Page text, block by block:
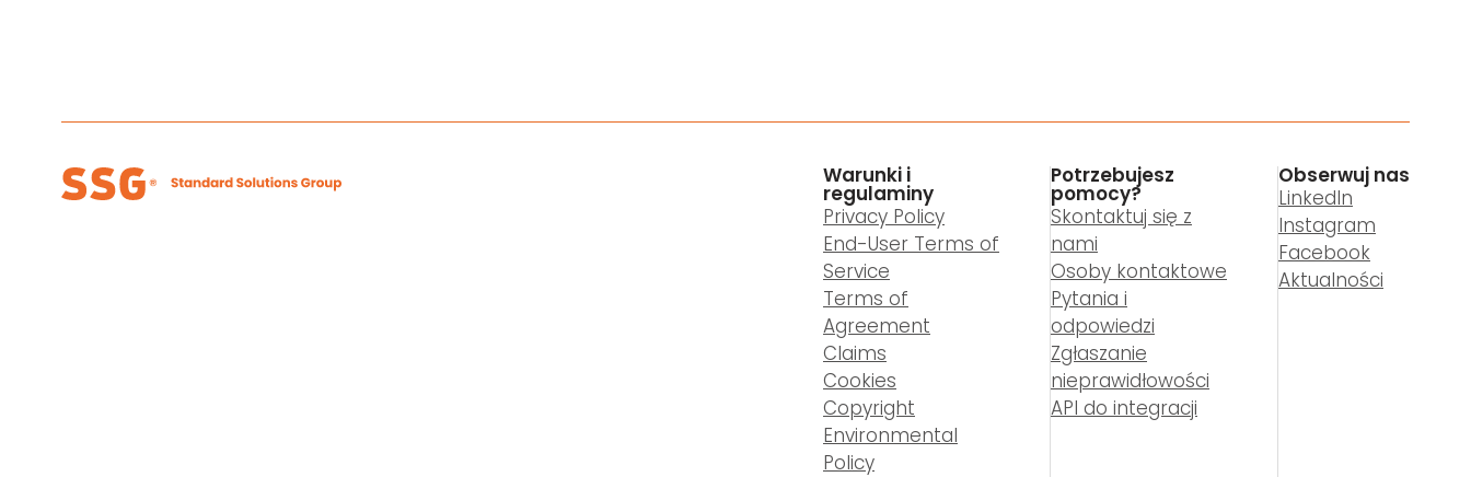
Warunki i
regulaminy
Privacy Policy
End-User Terms of
Service
Terms of
Agreement
Claims
Cookies
Copyright
Environmental
Policy
Potrzebujesz
pomocy?
Skontaktuj się z
nami
Osoby kontaktowe
Pytania i
odpowiedzi
Zgłaszanie
nieprawidłowości
API do integracji
Obserwuj nas
LinkedIn
Instagram
Facebook
Aktualności